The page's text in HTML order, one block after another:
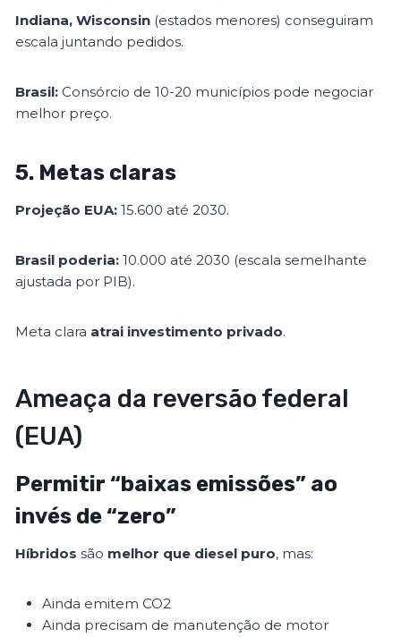
Indiana, Wisconsin (estados menores) conseguiram
escala juntando pedidos.
Brasil: Consórcio de 10-20 municípios pode negociar
melhor preço.
5. Metas claras
Projeção EUA: 15.600 até 2030.
Brasil poderia: 10.000 até 2030 (escala semelhante
ajustada por PIB).
Meta clara atrai investimento privado.
Ameaça da reversão federal
(EUA)
Permitir “baixas emissões” ao
invés de “zero”
Híbridos são melhor que diesel puro, mas:
Ainda emitem CO2
Ainda precisam de manutenção de motor